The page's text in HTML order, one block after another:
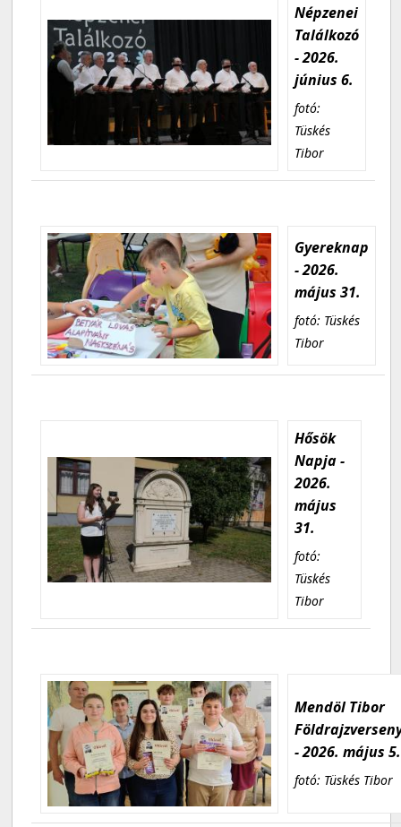
Népzenei
Találkozó
- 2026.
június 6.
fotó:
Tüskés
Tibor
Gyereknap
- 2026.
május 31.
fotó: Tüskés
Tibor
Hősök
Napja -
2026.
május
31.
fotó:
Tüskés
Tibor
Mendöl Tibor
- 2026. május 5.
fotó: Tüskés Tibor